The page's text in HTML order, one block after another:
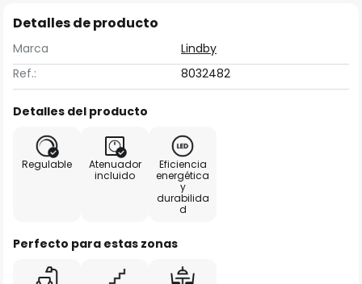
Detalles de producto
Marca
Lindby
Ref.:
8032482
Detalles del producto
Regulable
Atenuador
incluido
Eficiencia
energética
y
durabilida
d
Perfecto para estas zonas